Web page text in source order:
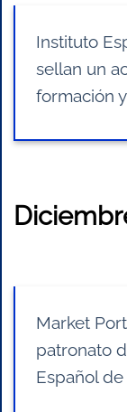
Instituto
sellan un
formación
Market
patronato
Español